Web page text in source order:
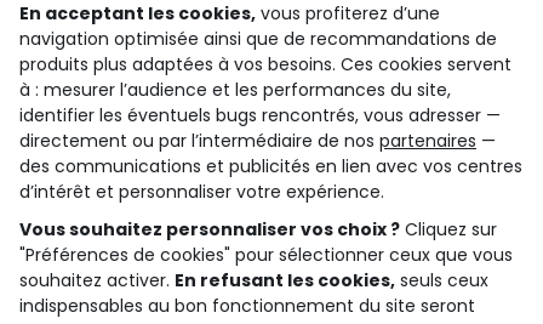
qui sommes-nous ?
besoin d'aide ?
le club fidélité
notre catalogue
Conditions générales de ventes et d'utilisation
En acceptant les cookies, vous profiterez d’une
navigation optimisée ainsi que de recommandations de
produits plus adaptées à vos besoins. Ces cookies servent
à : mesurer l’audience et les performances du site,
identifier les éventuels bugs rencontrés, vous adresser —
directement ou par l’intermédiaire de nos partenaires —
des communications et publicités en lien avec vos centres
d’intérêt et personnaliser votre expérience.
Vous souhaitez personnaliser vos choix ? Cliquez sur
"Préférences de cookies" pour sélectionner ceux que vous
souhaitez activer. En refusant les cookies, seuls ceux
indispensables au bon fonctionnement du site seront